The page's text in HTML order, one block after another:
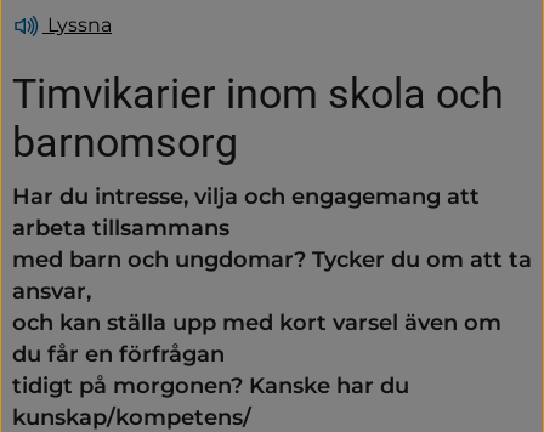
Lyssna
Timvikarier inom skola och
barnomsorg
Har du intresse, vilja och engagemang att
arbeta tillsammans
med barn och ungdomar? Tycker du om att ta
ansvar,
och kan ställa upp med kort varsel även om
du får en förfrågan
tidigt på morgonen? Kanske har du
kunskap/kompetens/